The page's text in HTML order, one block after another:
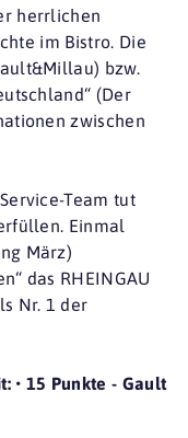
herrlichen
im Bistro. Die
bzw.
(Der
zwischen
Team tut
Einmal
März)
das RHEINGAU
Nr. 1 der
• 15 Punkte - Gault